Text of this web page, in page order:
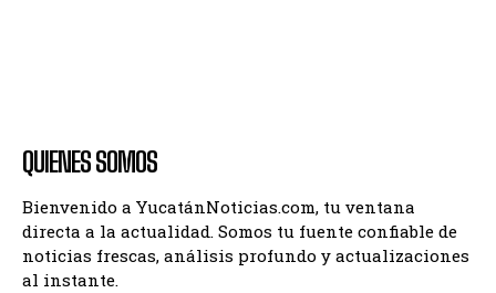
QUIENES SOMOS
Bienvenido a YucatánNoticias.com, tu ventana
directa a la actualidad. Somos tu fuente confiable de
noticias frescas, análisis profundo y actualizaciones
al instante.